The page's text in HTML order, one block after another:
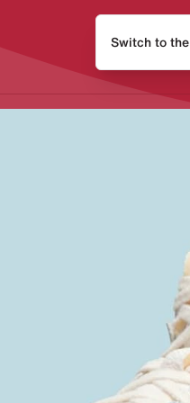
Switch to